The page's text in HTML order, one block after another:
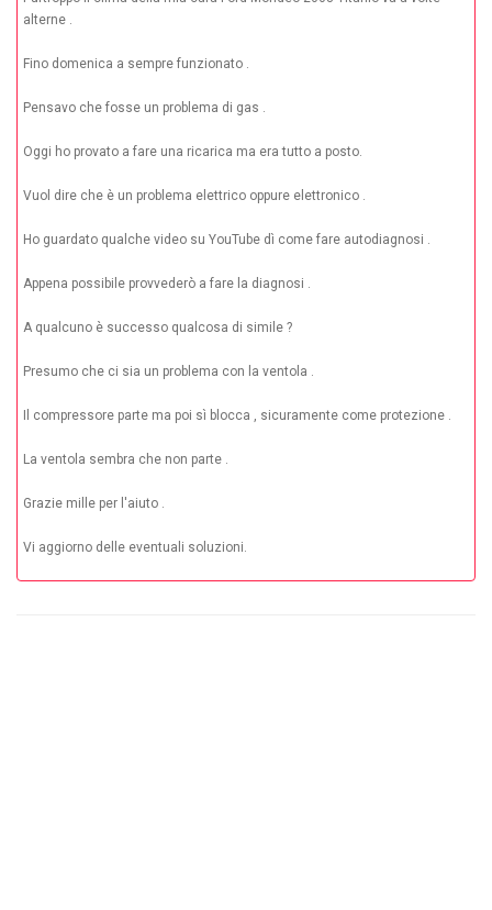
alterne .
Fino domenica a sempre funzionato .
Pensavo che fosse un problema di gas .
Oggi ho provato a fare una ricarica ma era tutto a posto.
Vuol dire che è un problema elettrico oppure elettronico .
Ho guardato qualche video su YouTube dì come fare autodiagnosi .
Appena possibile provvederò a fare la diagnosi .
A qualcuno è successo qualcosa di simile ?
Presumo che ci sia un problema con la ventola .
Il compressore parte ma poi sì blocca , sicuramente come protezione .
La ventola sembra che non parte .
Grazie mille per l'aiuto .
Vi aggiorno delle eventuali soluzioni.